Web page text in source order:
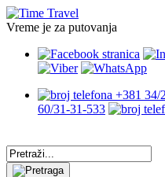
Vreme je za putovanja
+381 34/
60/31-31-533